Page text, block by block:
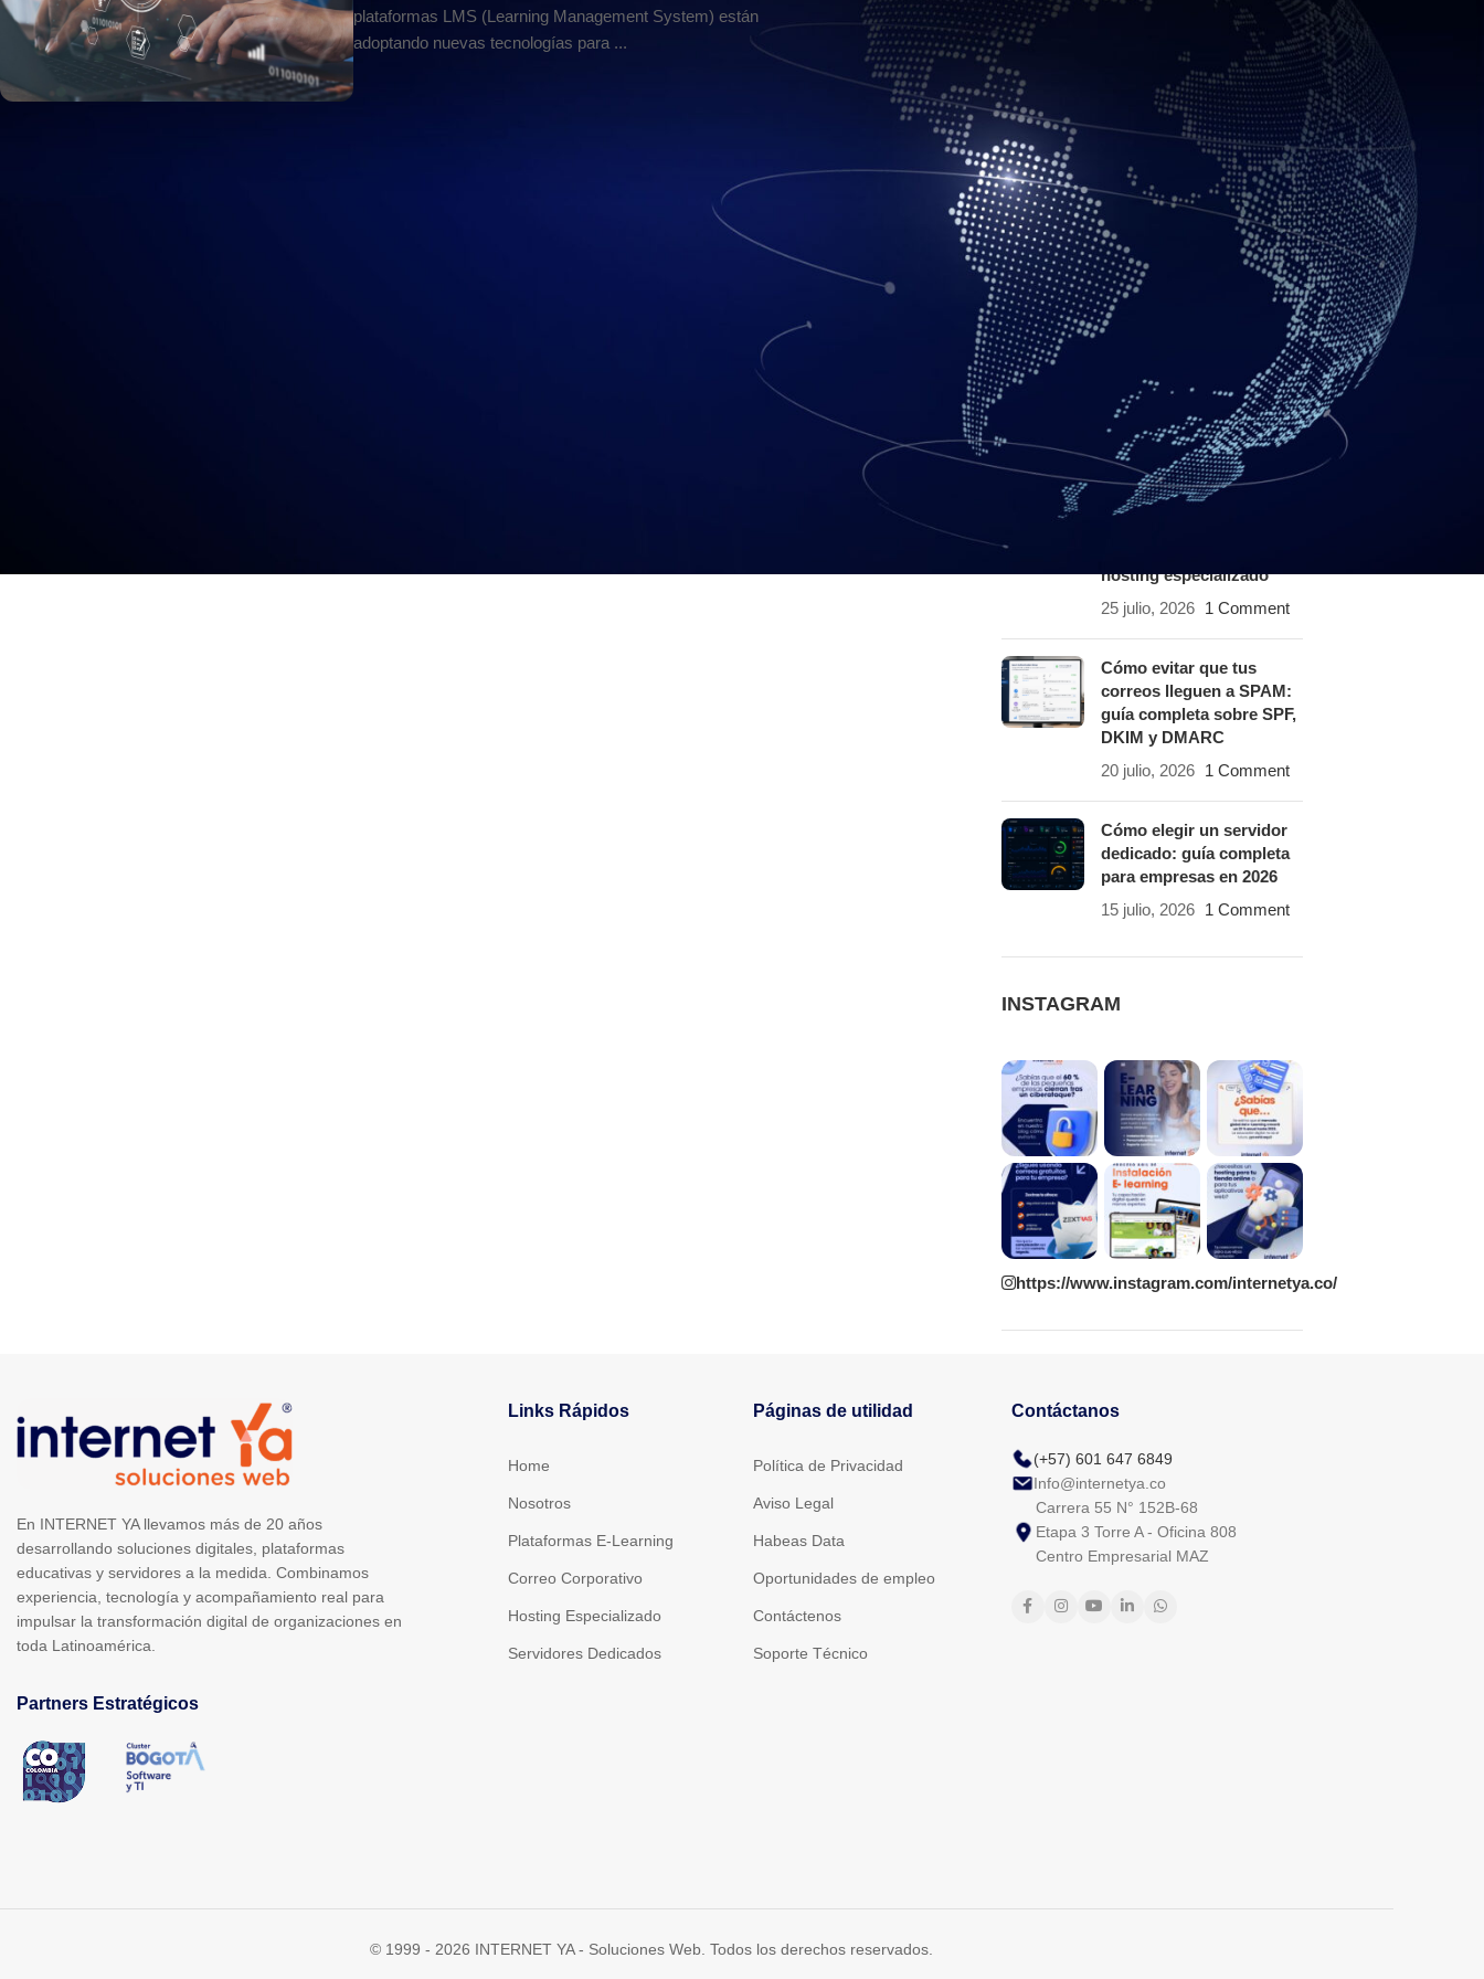
plataformas LMS (Learning Management System) están
adoptando nuevas tecnologías para ...
CATEGORÍAS
Aplicativos Web
Chamilo
Correo Empresarial
E-commerce
E-learning
Hosting y Servidores
Moodle
Sitios Web
Últimos Artículos
Wordpress
POST RECIENTES
¿Por qué un sitio web es
hosting especializado
25 julio, 2026 1 Comment
Cómo evitar que tus
correos lleguen a SPAM:
guía completa sobre SPF,
DKIM y DMARC
20 julio, 2026 1 Comment
Cómo elegir un servidor
dedicado: guía completa
para empresas en 2026
15 julio, 2026 1 Comment
INSTAGRAM
https://www.instagram.com/internetya.co/
En INTERNET YA llevamos más de 20 años
desarrollando soluciones digitales, plataformas
educativas y servidores a la medida. Combinamos
experiencia, tecnología y acompañamiento real para
impulsar la transformación digital de organizaciones en
toda Latinoamérica.
Partners Estratégicos
Links Rápidos
Home
Nosotros
Plataformas E-Learning
Correo Corporativo
Hosting Especializado
Servidores Dedicados
Páginas de utilidad
Política de Privacidad
Aviso Legal
Habeas Data
Oportunidades de empleo
Contáctenos
Soporte Técnico
Contáctanos
(+57) 601 647 6849
Info@internetya.co
Carrera 55 N° 152B-68
Etapa 3 Torre A - Oficina 808
Centro Empresarial MAZ
© 1999 - 2026 INTERNET YA - Soluciones Web. Todos los derechos reservados.